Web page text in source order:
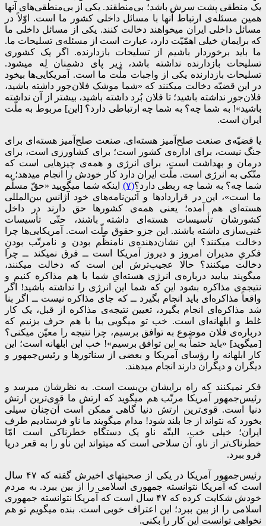
یک منطقی پشت سرش باشد؛ بی‌منطقند. یکی از بی‌منطقی‌های آنها
همین مسئله‌ی ارتباط آنها با مسائل داخلی کشور ما است. اوّلاً در
مسائل داخلی ایران میخواهند دخالت کنند. یکی از مسائل داخلی ما
که برایمان خیلی اهمّیّت دارد، عبارت است از مسئله‌ی تسلیحات ما.
ما باید برخوردار باشیم از تسلیحات بازدارنده. اگر یک کشوری
تسلیحات بازدارنده نداشته باشد، زیر پای دشمنان لِه میشود.
تسلیحات بازدارنده یکی از واجبات ملّت ما است. آمریکایی‌ها بیخود
در این قضیّه دخالت میکنند که «شما موشک فلان‌جور داشته باشید،
فلان‌جور نداشته باشید؛ تا فلان بُرد داشته باشید، بیشتر از آن نداشته
باشید»! به شما چه؟ به شما چه ارتباطی دارد؟ [این] مربوط به ملّت
ایران است.
یا قضیّه‌ی صنعت صلح‌آمیز هسته‌ای. صنعت صلح‌آمیز هسته‌ای برای
جنگ نیست، برای اداره‌ی کشور است؛ برای کشاورزی است، برای
درمان و بهداشت است، برای انرژی و همه‌ی چیزهایی است که
متّکی به انرژی است. ملّت ایران دارد کار خودش را انجام میدهد؛ به
شما چه؟ به شما چه ربطی دارد؟(۷) اینکه شما میگویید «حقّ مسلّم
ما است»، این در قراردادها و آئین‌نامه‌های خود آژانس بین‌المللی
هسته‌ای هم آمده؛ یعنی همه‌ی کشورها حق دارند در داخل
کشورشان تأسیسات هسته‌ای داشته باشند، حتّی تأسیسات
غنی‌سازی داشته باشند. این جزو حقوق ملّت است. آمریکایی‌ها چرا
دخالت میکنند؟ این نشان‌دهنده‌ی نامنظّم بودن و نامرتّب بودنِ
فکریِ مدیران امروز و دیروز آمریکا است ــ فرق نمیکند ــ چرا
دخالت میکنند؟ حالا عجیب‌ترش این است که دخالت میکنند،
میگویند بیایید درباره‌ی انرژی هسته‌ایِ شما با هم مذاکره کنیم و
نتیجه‌ی مذاکره بشود این که شما این انرژی را نداشته باشید! اگر
واقعاً مذاکره‌ای باید انجام بگیرد ــ که جای مذاکره نیست ــ اگر بنا
شد مذاکره‌ای انجام بگیرد، تعیین نتیجه‌ی مذاکره از قبل، یک کار
غلط و ابلهانه‌ای است. خب تو میگویی بیا با هم حرف بزنیم که
درباره‌ی فلان موضوع به توافق برسیم، چرا نتیجه را معیّن میکنی؟
[میگوید] «باید حتماً به این توافق برسیم»! خب این ابلهانه است؛ این
کار ابلهانه را رؤسای آمریکا و بعضی از سناتورها و رئیس‌جمهور و
دیگران و دیگران دارند انجام میدهند.
فکر نمیکنند که راه برایشان بن‌بست است. به نظرشان میرسد و
رئیس‌جمهور آمریکا مرتّب هم میگوید که ارتش ما قوی‌ترین ارتش
دنیا است. قوی‌ترین ارتش دنیا گاهی ممکن است آن‌چنان سیلی
بخورد که نتواند از جا بلند شود! مدام میگویند ما ناو فرستادیم طرف
ایران؛ خیلی خب، البتّه ناو یک دستگاه خطرناکی است امّا
خطرناک‌تر از ناو، آن سلاحی است که میتواند این ناو را به قعر دریا
فرو ببرد.
رئیس‌جمهور آمریکا در یکی از صحبتهای اخیرش گفته که ۴۷ سال
است که آمریکا نتوانسته جمهوری اسلامی را از بین ببرد. به مردم
خودش شکایت کرده که ۴۷ سال است که آمریکا نتوانسته جمهوری
اسلامی را از بین ببرد؛ این اعتراف خوبی است. بنده میگویم تو هم
نخواهی توانست این کار را بکنی.